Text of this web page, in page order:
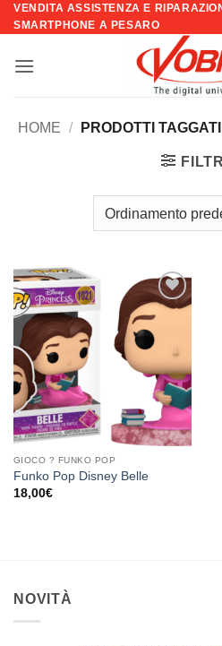
Salta
ai
VENDITA ASSISTENZA E
SMARTPHONE A PESARO
HOME / PRODOTTI
Aggiungi
dei
desideri
GIOCO ? FUNKO POP
Funko Pop Disney Belle
18,00€
NOVITÀ